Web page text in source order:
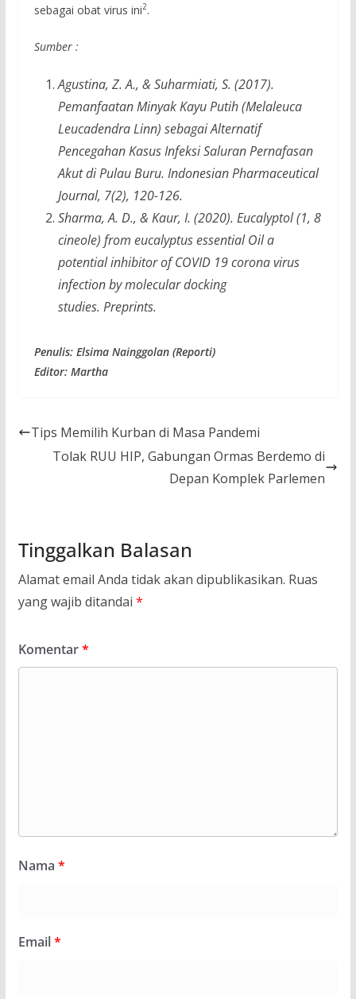
sebagai obat virus ini2.
Sumber :
Agustina, Z. A., & Suharmiati, S. (2017).
Pemanfaatan Minyak Kayu Putih (Melaleuca
Leucadendra Linn) sebagai Alternatif
Pencegahan Kasus Infeksi Saluran Pernafasan
Akut di Pulau Buru. Indonesian Pharmaceutical
Journal, 7(2), 120-126.
Sharma, A. D., & Kaur, I. (2020). Eucalyptol (1, 8
cineole) from eucalyptus essential Oil a
potential inhibitor of COVID 19 corona virus
infection by molecular docking
studies. Preprints.
Penulis: Elsima Nainggolan (Reporti)
Editor: Martha
Tips Memilih Kurban di Masa Pandemi
Tolak RUU HIP, Gabungan Ormas Berdemo di
Depan Komplek Parlemen
Tinggalkan Balasan
Alamat email Anda tidak akan dipublikasikan. Ruas
yang wajib ditandai *
Komentar*
Nama *
Email*